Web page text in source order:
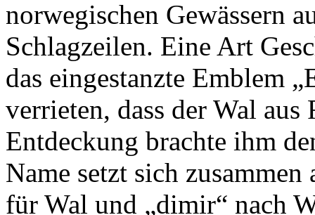
norwegischen Gewässern
Schlagzeilen. Eine Art
das eingestanzte Emblem
verrieten, dass der Wal aus
Entdeckung brachte ihm
Name setzt sich
für Wal und „dimir“ nach